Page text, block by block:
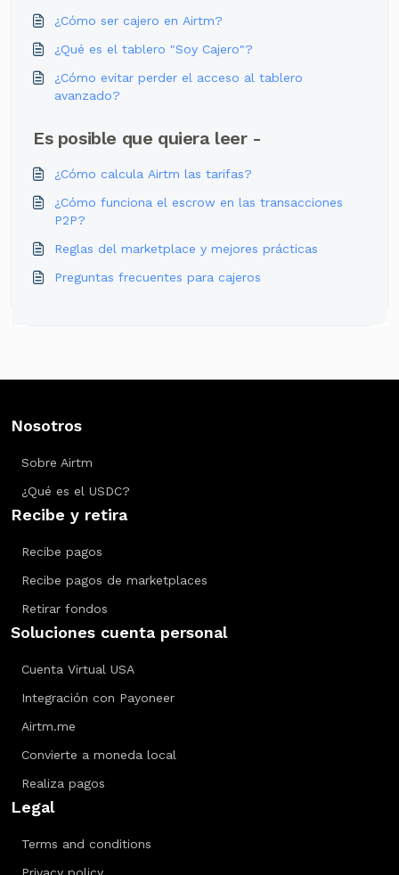
¿Cómo ser cajero en Airtm?
¿Qué es el tablero "Soy Cajero"?
¿Cómo evitar perder el acceso al tablero
avanzado?
Es posible que quiera leer -
¿Cómo calcula Airtm las tarifas?
¿Cómo funciona el escrow en las transacciones
P2P?
Reglas del marketplace y mejores prácticas
Preguntas frecuentes para cajeros
Nosotros
Sobre Airtm
¿Qué es el USDC?
Recibe y retira
Recibe pagos
Recibe pagos de marketplaces
Retirar fondos
Soluciones cuenta personal
Cuenta Virtual USA
Integración con Payoneer
Airtm.me
Convierte a moneda local
Realiza pagos
Legal
Terms and conditions